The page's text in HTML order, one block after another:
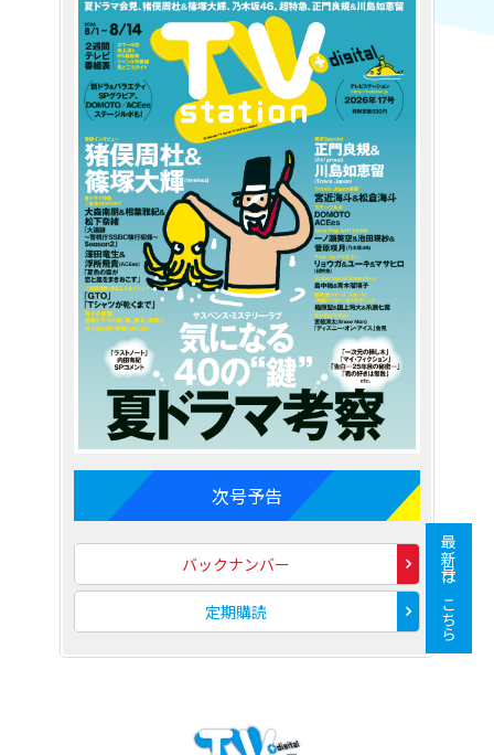
次号予告
バックナンバー
定期購読 最新号はこちら